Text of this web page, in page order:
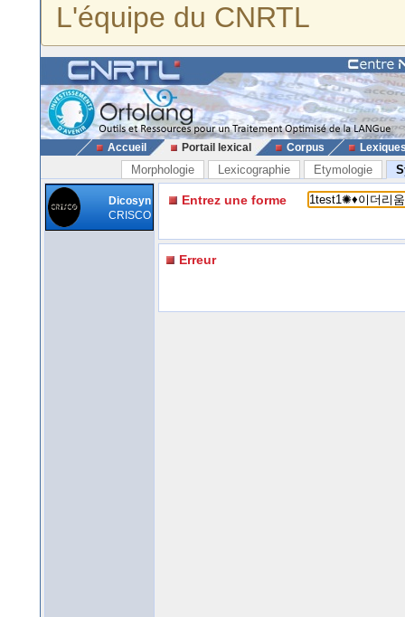
L'équipe du CNRTL
Accueil Portail lexical Corpus
Morphologie Lexicographie Etymologie
Dicosyn
CRISCO
Entrez une forme
Erreur